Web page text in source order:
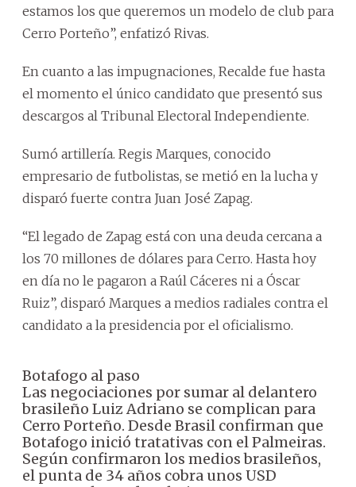
estamos los que queremos un modelo de club para
Cerro Porteño”, enfatizó Rivas.
En cuanto a las impugnaciones, Recalde fue hasta
el momento el único candidato que presentó sus
descargos al Tribunal Electoral Independiente.
Sumó artillería. Regis Marques, conocido
empresario de futbolistas, se metió en la lucha y
disparó fuerte contra Juan José Zapag.
“El legado de Zapag está con una deuda cercana a
los 70 millones de dólares para Cerro. Hasta hoy
en día no le pagaron a Raúl Cáceres ni a Óscar
Ruiz”, disparó Marques a medios radiales contra el
candidato a la presidencia por el oficialismo.
Botafogo al paso
Las negociaciones por sumar al delantero
brasileño Luiz Adriano se complican para
Cerro Porteño. Desde Brasil confirman que
Botafogo inició tratativas con el Palmeiras.
Según confirmaron los medios brasileños,
el punta de 34 años cobra unos USD